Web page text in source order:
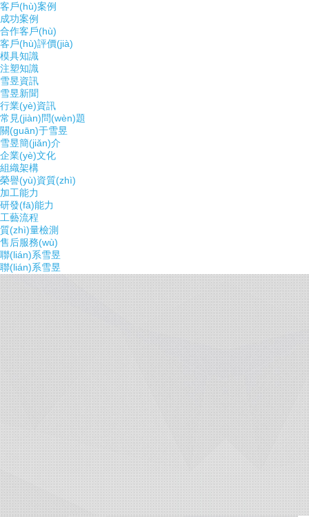
客戶(hù)案例
成功案例
合作客戶(hù)
客戶(hù)評價(jià)
模具知識
注塑知識
雪昱資訊
雪昱新聞
行業(yè)資訊
常見(jiàn)問(wèn)題
關(guān)于雪昱
雪昱簡(jiǎn)介
企業(yè)文化
組織架構
榮譽(yù)資質(zhì)
加工能力
研發(fā)能力
工藝流程
質(zhì)量檢測
售后服務(wù)
聯(lián)系雪昱
聯(lián)系雪昱